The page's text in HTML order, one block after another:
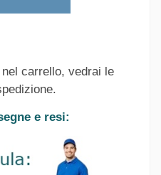
nel carrello, vedrai le
e resi: